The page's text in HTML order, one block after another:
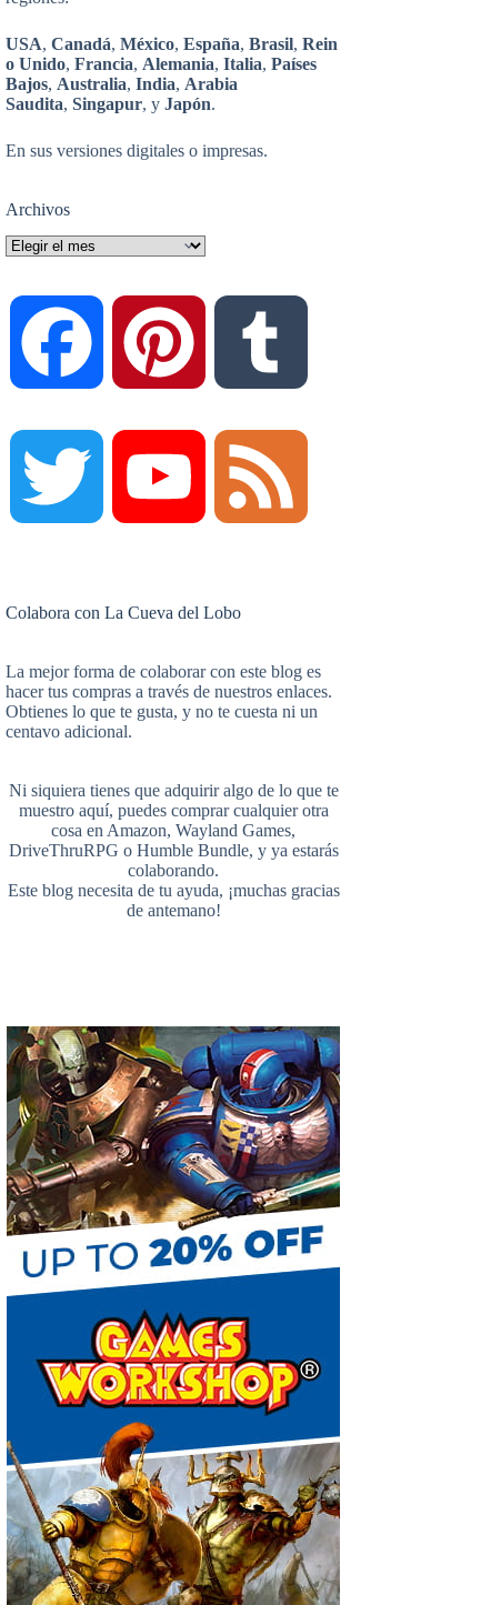
USA,Canadá,México,España,Brasil,Rein
o Unido,Francia, Alemania,Italia,Países
Bajos, Australia,India, Arabia
Saudita,Singapur, yJapón.
En sus versiones digitales o impresas.
Archivos
Archivos
e
b
o
o
t
e
r
e
t
l
r
t
r
u
e
C
h
a
n
n
e
Colabora con La Cueva del Lobo
La mejor forma de colaborar con este blog es
hacer tus compras a través de nuestros enlaces.
Obtienes lo que te gusta, y no te cuesta ni un
centavo adicional.
Ni siquiera tienes que adquirir algo de lo que te
muestro aquí, puedes comprar cualquier otra
cosa en Amazon,Wayland Games,
DriveThruRPG o Humble Bundle, y ya estarás
colaborando.
Este blog necesita de tu ayuda, ¡muchas gracias
de antemano!